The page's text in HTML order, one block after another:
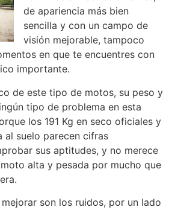
de apariencia más bien
sencilla y con un campo de
visión mejorable, tampoco
en que te encuentres con
importante.
de este tipo de motos, su peso y
tipo de problema en esta
los 191 Kg en seco oficiales y
al suelo parecen cifras
sus aptitudes, y no merece
alta y pesada por mucho que
son los ruidos, por un lado